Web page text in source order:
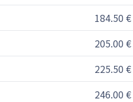
184.50 €
205.00 €
225.50 €
246.00 €